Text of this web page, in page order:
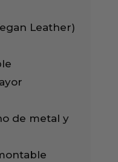
Leather)
de metal y